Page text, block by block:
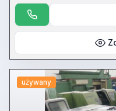
używany